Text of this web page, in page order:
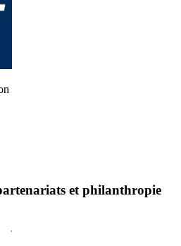
et philanthropie